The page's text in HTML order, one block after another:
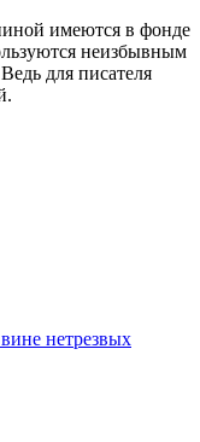
имеются в фонде
неизбывным
для писателя
нетрезвых